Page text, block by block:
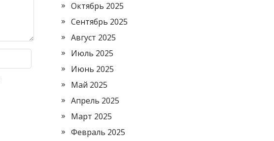
Октябрь 2025
Сентябрь 2025
Август 2025
Июль 2025
Июнь 2025
Май 2025
Апрель 2025
Март 2025
Февраль 2025